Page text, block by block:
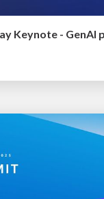
Keynote - GenAI